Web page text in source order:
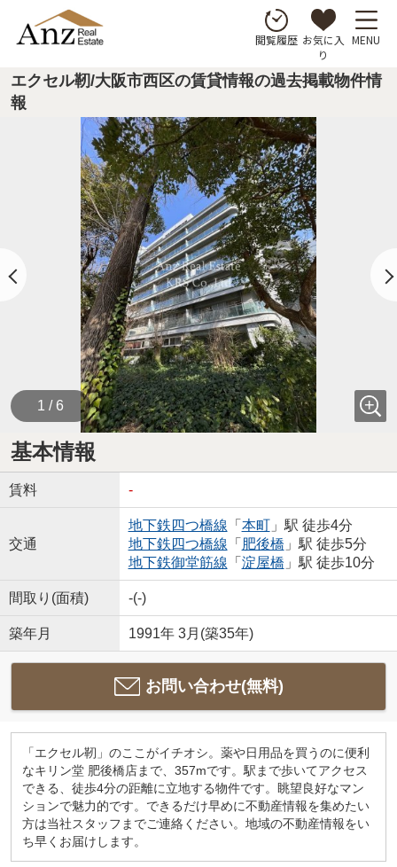
閲覧履歴 お気に入
り
MENU
エクセル靭/大阪市西区の賃貸情報の過去掲載物件情
報
1 / 6
基本情報
賃料 -
交通
地下鉄四つ橋線 「 本町」駅 徒歩4分
地下鉄四つ橋線 「 肥後橋 」駅 徒歩5分
地下鉄御堂筋線 「 淀屋橋 」駅 徒歩10分
間取り(面積) -(-)
築年月 1991年 3月(築35年)
お問い合わせ(無料)
「エクセル靭」のここがイチオシ。薬や日用品を買うのに便利
なキリン堂 肥後橋店まで、357mです。駅まで歩いてアクセス
できる、徒歩4分の距離に立地する物件です。眺望良好なマン
ションで魅力的です。できるだけ早めに不動産情報を集めたい
方は当社スタッフまでご連絡ください。地域の不動産情報をい
ち早くお届けします。